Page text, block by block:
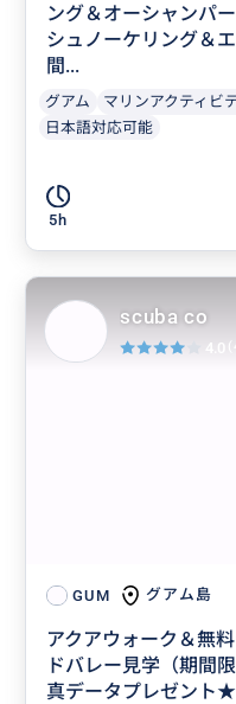
ング＆オーシャンパ
シュノーケリング＆
間...
グアム マリンアクティビ
日本語対応可能
5h
GUM グアム島
アクアウォーク＆無
ドバレー見学（期間
真データプレゼント
scuba co
4.0